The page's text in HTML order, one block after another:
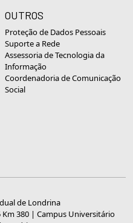
OUTROS
Proteção de Dados Pessoais
Suporte a Rede
Assessoria de Tecnologia da
Informação
Coordenadoria de Comunicação
Social
de Londrina
Km 380 | Campus Universitário